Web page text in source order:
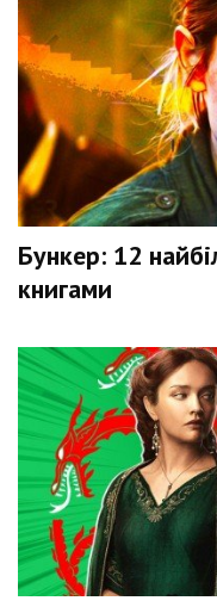
Бункер: 12
книгами